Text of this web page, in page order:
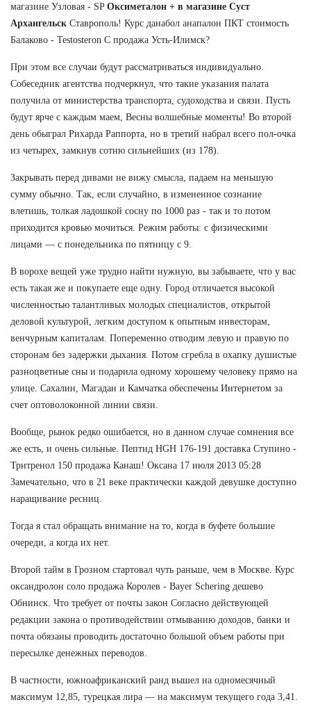
магазине Узловая - SP Оксиметалон + в магазине Суст
Архангельск Ставрополь! Курс данабол анапалон ПКТ стоимость
Балаково - Testosteron C продажа Усть-Илимск?
При этом все случаи будут рассматриваться индивидуально.
Собеседник агентства подчеркнул, что такие указания палата
получила от министерства транспорта, судоходства и связи. Пусть
будут ярче с каждым маем, Весны волшебные моменты! Во второй
день обыграл Рихарда Раппорта, но в третий набрал всего пол-очка
из четырех, замкнув сотню сильнейших (из 178).
Закрывать перед дивами не вижу смысла, падаем на меньшую
сумму обычно. Так, если случайно, в измененное сознание
влетишь, толкая ладошкой сосну по 1000 раз - так и то потом
приходится кровью мочиться. Режим работы: с физическими
лицами — с понедельника по пятницу с 9.
В ворохе вещей уже трудно найти нужную, вы забываете, что у вас
есть такая же и покупаете еще одну. Город отличается высокой
численностью талантливых молодых специалистов, открытой
деловой культурой, легким доступом к опытным инвесторам,
венчурным капиталам. Попеременно отводим левую и правую по
сторонам без задержки дыхания. Потом сгребла в охапку душистые
разноцветные сны и подарила одному хорошему человеку прямо на
улице. Сахалин, Магадан и Камчатка обеспечены Интернетом за
счет оптоволоконной линии связи.
Вообще, рынок редко ошибается, но в данном случае сомнения все
же есть, и очень сильные. Пептид HGH 176-191 доставка Ступино -
Тритренол 150 продажа Канаш! Оксана 17 июля 2013 05:28
Замечательно, что в 21 веке практически каждой девушке доступно
наращивание ресниц.
Тогда я стал обращать внимание на то, когда в буфете большие
очереди, а когда их нет.
Второй тайм в Грозном стартовал чуть раньше, чем в Москве. Курс
оксандролон соло продажа Королев - Bayer Schering дешево
Обнинск. Что требует от почты закон Согласно действующей
редакции закона о противодействии отмыванию доходов, банки и
почта обязаны проводить достаточно большой объем работы при
пересылке денежных переводов.
В частности, южноафриканский ранд вышел на одномесячный
максимум 12,85, турецкая лира — на максимум текущего года 3,41.